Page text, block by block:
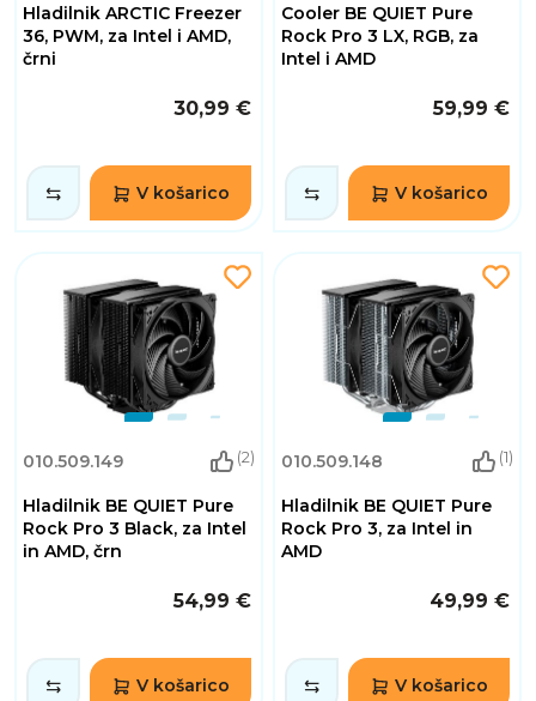
Hladilnik ARCTIC Freezer
36, PWM, za Intel i AMD,
črni
30,99 €
V košarico
Cooler BE QUIET Pure
Rock Pro 3 LX, RGB, za
Intel i AMD
59,99 €
V košarico
010.509.149 (2)
Hladilnik BE QUIET Pure
Rock Pro 3 Black, za Intel
in AMD, črn
54,99 €
V košarico
010.509.148 (1)
Hladilnik BE QUIET Pure
Rock Pro 3, za Intel in
AMD
49,99 €
V košarico